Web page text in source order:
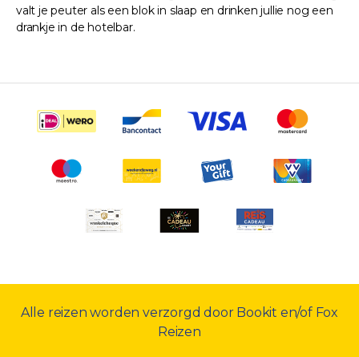
valt je peuter als een blok in slaap en drinken jullie nog een
drankje in de hotelbar.
Alle reizen worden verzorgd door Bookit en/of Fox
Reizen